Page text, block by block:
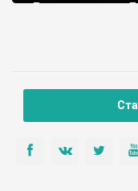
«Приходи та церкви